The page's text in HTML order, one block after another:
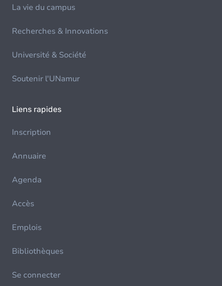
La vie du campus
Recherches & Innovations
Université & Société
Soutenir l'UNamur
Liens rapides
Inscription
Annuaire
Agenda
Accès
Emplois
Bibliothèques
Se connecter